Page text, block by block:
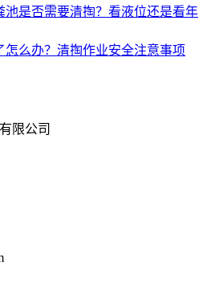
池是否需要清掏？看液位还是看年
怎么办？清掏作业安全注意事项
限公司